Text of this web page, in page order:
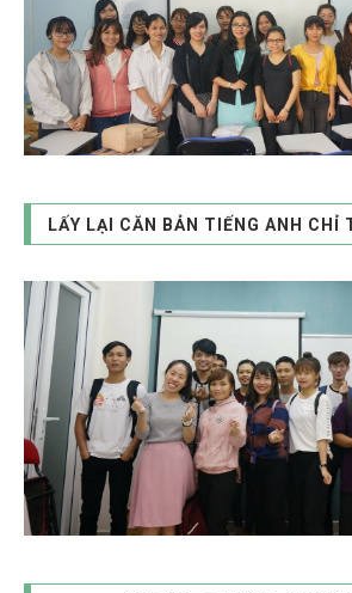
LẤY LẠI CĂN BẢN TIẾNG ANH CHỈ